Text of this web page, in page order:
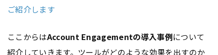
ご紹介します
ここからはAccount Engagementの導入事例について
紹介していきます。ツールがどのような効果を出すのか